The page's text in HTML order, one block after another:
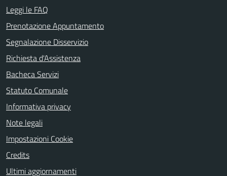
Leggi le FAQ
Prenotazione Appuntamento
Segnalazione Disservizio
Richiesta d'Assistenza
Bacheca Servizi
Statuto Comunale
Informativa privacy
Note legali
Impostazioni Cookie
Credits
Ultimi aggiornamenti